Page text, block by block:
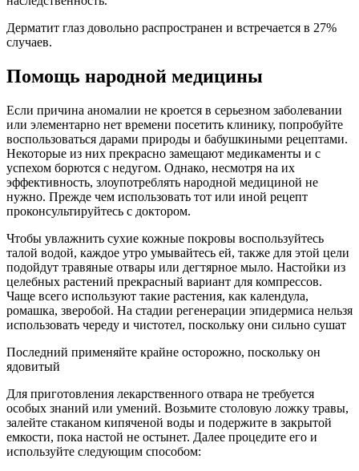
Дерматит глаз довольно распространен и встречается в 27%
случаев.
Помощь народной медицины
Если причина аномалии не кроется в серьезном заболевании
или элементарно нет времени посетить клинику, попробуйте
воспользоваться дарами природы и бабушкиными рецептами.
Некоторые из них прекрасно замещают медикаменты и с
успехом борются с недугом. Однако, несмотря на их
эффективность, злоупотреблять народной медициной не
нужно. Прежде чем использовать тот или иной рецепт
проконсультируйтесь с доктором.
Чтобы увлажнить сухие кожные покровы воспользуйтесь
талой водой, каждое утро умывайтесь ей, также для этой цели
подойдут травяные отвары или дегтярное мыло. Настойки из
целебных растений прекрасный вариант для компрессов.
Чаще всего используют такие растения, как календула,
ромашка, зверобой. На стадии регенерации эпидермиса нельзя
использовать череду и чистотел, поскольку они сильно сушат
Последний применяйте крайне осторожно, поскольку он
ядовитый
Для приготовления лекарственного отвара не требуется
особых знаний или умений. Возьмите столовую ложку травы,
залейте стаканом кипяченой воды и подержите в закрытой
емкости, пока настой не остынет. Далее процедите его и
используйте следующим способом: